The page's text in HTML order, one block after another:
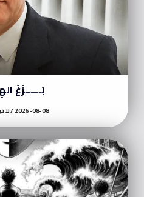
بَــــــزَغَ
2026-08-08 لا